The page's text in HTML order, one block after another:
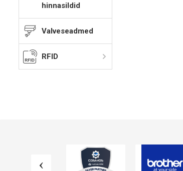
hinnasildid
Valveseadmed
RFID